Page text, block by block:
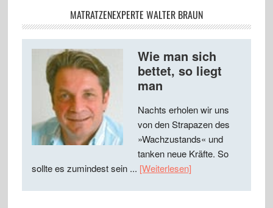
MATRATZENEXPERTE WALTER BRAUN
Wie man sich
bettet, so liegt
man
Nachts erholen wir uns
von den Strapazen des
»Wachzustands« und
tanken neue Kräfte. So
sollte es zumindest sein ... [Weiterlesen]